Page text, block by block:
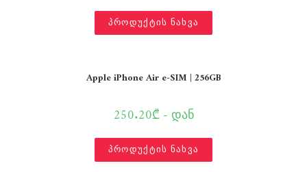
პროდუქტის ნახვა
Apple iPhone Air e-SIM | 256GB
250.20₾ - დან
პროდუქტის ნახვა